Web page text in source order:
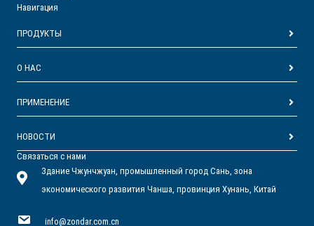
Навигация
ПРОДУКТЫ
О НАС
ПРИМЕНЕНИЕ
НОВОСТИ
Связаться с нами
Здание Чжунчжуан, промышленный город Сань, зона
экономического развития Чанша, провинция Хунань, Китай
info@zondar.com.cn